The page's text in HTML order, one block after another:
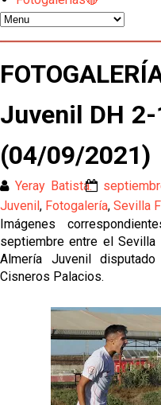
Vargas y Sow se
del martes
Odysseas
temporada pasada”
El Sevilla FC empieza
Opinión | "Carta
García
Análisis I Quién es y
Endrick y Marc Bernal
destacadas del día
El Sevilla Juvenil A
su debut en la
La cita ante el
Juvenil DH
(04/09/2021)
Yeray Batista.
Juvenil , Fotogalería, Sevilla
Imágenes
septiembre entre el
Almería Juvenil
Cisneros Palacios.